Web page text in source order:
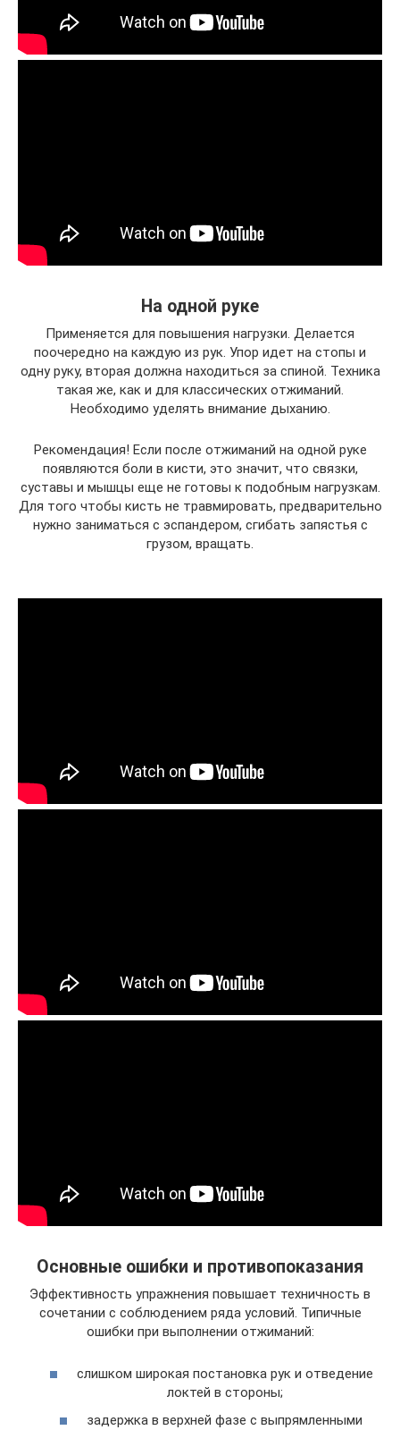
На одной руке
Применяется для повышения нагрузки. Делается
поочередно на каждую из рук. Упор идет на стопы и
одну руку, вторая должна находиться за спиной. Техника
такая же, как и для классических отжиманий.
Необходимо уделять внимание дыханию.
Рекомендация! Если после отжиманий на одной руке
появляются боли в кисти, это значит, что связки,
суставы и мышцы еще не готовы к подобным нагрузкам.
Для того чтобы кисть не травмировать, предварительно
нужно заниматься с эспандером, сгибать запястья с
грузом, вращать.
Основные ошибки и противопоказания
Эффективность упражнения повышает техничность в
сочетании с соблюдением ряда условий. Типичные
ошибки при выполнении отжиманий:
слишком широкая постановка рук и отведение
локтей в стороны;
задержка в верхней фазе с выпрямленными